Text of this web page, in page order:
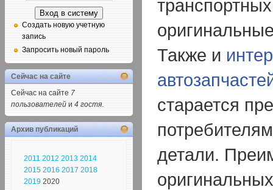
Также и
старается
детали.
Создать новую учетную
запись
Запросить новый пароль
Сейчас на сайте
Сейчас на сайте 7
пользователей и 4 гостя.
Архив публикаций
2011 2012 2013 2014
2015 2016 2017 2018
2019 2020